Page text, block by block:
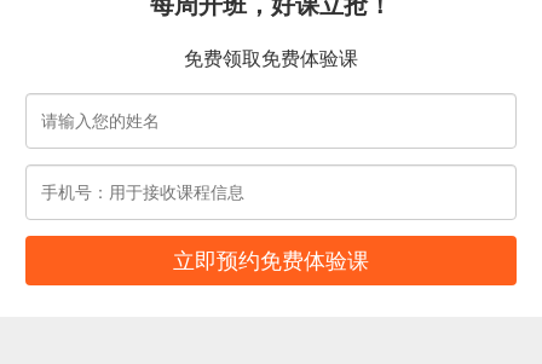
免费领取免费体验课